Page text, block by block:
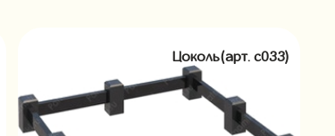
Цоколь(арт. c033)